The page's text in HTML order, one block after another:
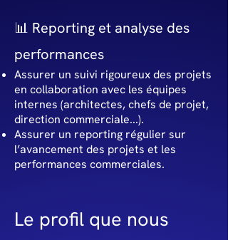
📊 Reporting et analyse des
performances
Assurer un suivi rigoureux des projets
en collaboration avec les équipes
internes (architectes, chefs de projet,
direction commerciale...).
Assurer un reporting régulier sur
l’avancement des projets et les
performances commerciales.
Le profil que nous